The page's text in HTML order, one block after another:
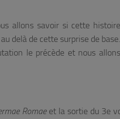
allons savoir si cette histoire
delà de cette surprise de base.
le précède et nous allons
Romaeet la sortie du 3e